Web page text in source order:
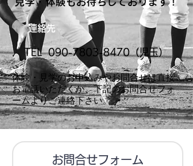
連絡先
TEL090-7803-8470（児玉）
​体験・見学のお申込みやお問合せは直接
お電話いただくか、下記のお問合せフォ
ームよりご連絡下さい。
お問合せフォーム